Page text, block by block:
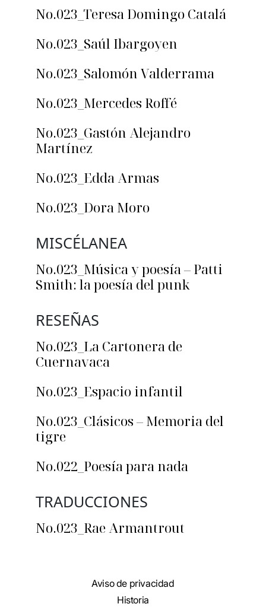
No.023_Teresa Domingo Catalá
No.023_Saúl Ibargoyen
No.023_Salomón Valderrama
No.023_Mercedes Roffé
No.023_Gastón Alejandro
Martínez
No.023_Edda Armas
No.023_Dora Moro
MISCÉLANEA
No.023_Música y poesía – Patti
Smith: la poesía del punk
RESEÑAS
No.023_La Cartonera de
Cuernavaca
No.023_Espacio infantil
No.023_Clásicos – Memoria del
tigre
No.022_Poesía para nada
TRADUCCIONES
No.023_Rae Armantrout
Aviso de privacidad
Historia